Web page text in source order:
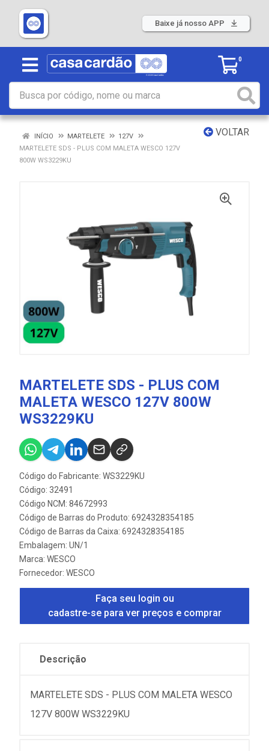
Baixe já nosso APP
0
VOLTAR
INÍCIO MARTELETE
127V
MARTELETE SDS - PLUS COM MALETA WESCO 127V
800W WS3229KU
MARTELETE SDS - PLUS COM
MALETA WESCO 127V 800W
WS3229KU
Código do Fabricante: WS3229KU
Código: 32491
Código NCM: 84672993
Código de Barras do Produto: 6924328354185
Código de Barras da Caixa: 6924328354185
Embalagem: UN/1
Marca: WESCO
Fornecedor: WESCO
Faça seu login ou
cadastre-se para ver preços e comprar
Descrição
MARTELETE SDS - PLUS COM MALETA WESCO
127V 800W WS3229KU